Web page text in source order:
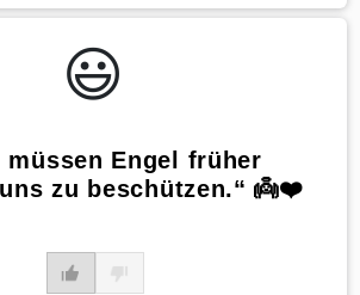
😃️
müssen Engel früher
zu beschützen.“ 👼❤️